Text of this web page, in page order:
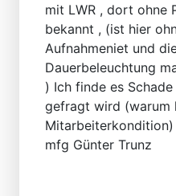
mit LWR , dort ohne
bekannt , (ist hier
Aufnahmeniet und
Dauerbeleuchtung
) Ich finde es
gefragt wird (warum
Mitarbeiterkondition)
mfg Günter Trunz